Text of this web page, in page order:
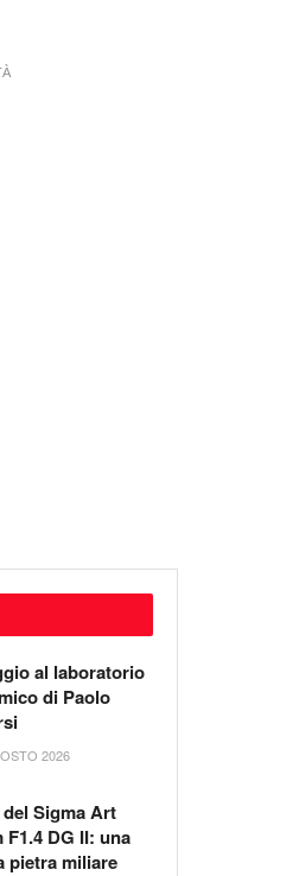
al laboratorio
di Paolo
2026
Sigma Art
F1.4 DG II: una
pietra miliare